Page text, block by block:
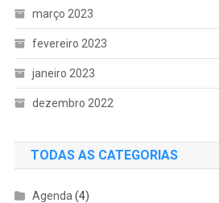
março 2023
fevereiro 2023
janeiro 2023
dezembro 2022
TODAS AS CATEGORIAS
Agenda (4)